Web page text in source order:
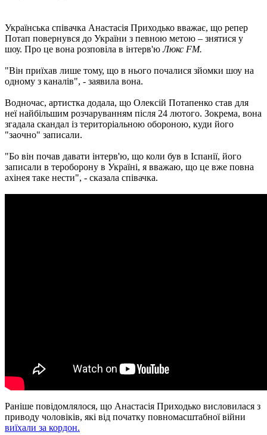
Українська співачка Анастасія Приходько вважає, що репер
Потап повернувся до України з певною метою – знятися у
шоу. Про це вона розповіла в інтерв'юЛюкс FM.
"Він приїхав лише тому, що в нього почалися зйомки шоу на
одному з каналів", - заявила вона.
Водночас, артистка додала, що Олексій Потапенко став для
неї найбільшим розчаруванням після 24 лютого. Зокрема, вона
згадала скандал із територіальною обороною, куди його
"заочно" записали.
"Бо він почав давати інтерв'ю, що коли був в Іспанії, його
записали в тероборону в Україні, я вважаю, що це вже повна
ахінея таке нести", - сказала співачка.
Раніше повідомлялося, що Анастасія Приходько висловилася з
приводу чоловіків, які від початку повномасштабної війни
виїхали за кордон.